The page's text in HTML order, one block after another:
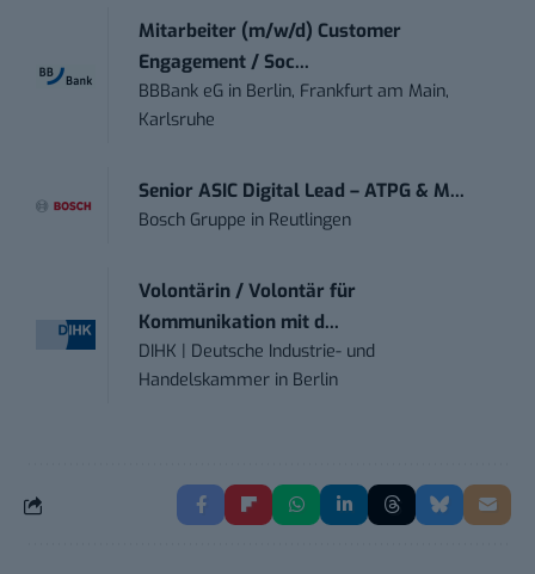
Mitarbeiter (m/w/d) Customer
Engagement / Soc...
BBBank eG in Berlin, Frankfurt am Main,
Karlsruhe
Senior ASIC Digital Lead – ATPG & M...
Bosch Gruppe in Reutlingen
Volontärin / Volontär für
Kommunikation mit d...
DIHK | Deutsche Industrie- und
Handelskammer in Berlin